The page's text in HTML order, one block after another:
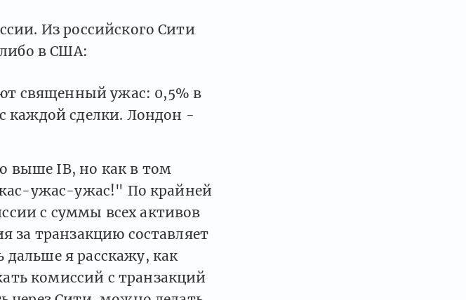
Из российского Сити
в США:
священный ужас: 0,5% в
каждой сделки. Лондон -
выше IB, но как в том
ужас-ужас!" По крайней
с суммы всех активов
за транзакцию составляет
я расскажу, как
комиссий с транзакций